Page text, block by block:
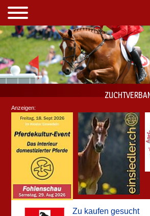
Zu kaufen gesucht
Anzeigen: